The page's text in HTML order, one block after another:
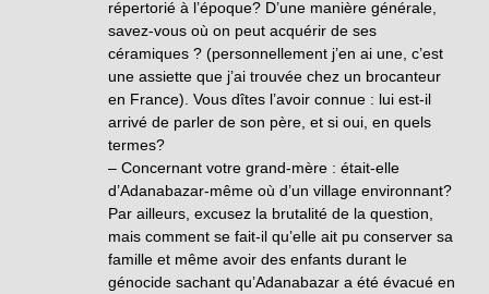
répertorié à l’époque? D’une manière générale,
savez-vous où on peut acquérir de ses
céramiques ? (personnellement j’en ai une, c’est
une assiette que j’ai trouvée chez un brocanteur
en France). Vous dîtes l’avoir connue : lui est-il
arrivé de parler de son père, et si oui, en quels
termes?
– Concernant votre grand-mère : était-elle
d’Adanabazar-même où d’un village environnant?
Par ailleurs, excusez la brutalité de la question,
mais comment se fait-il qu’elle ait pu conserver sa
famille et même avoir des enfants durant le
génocide sachant qu’Adanabazar a été évacué en